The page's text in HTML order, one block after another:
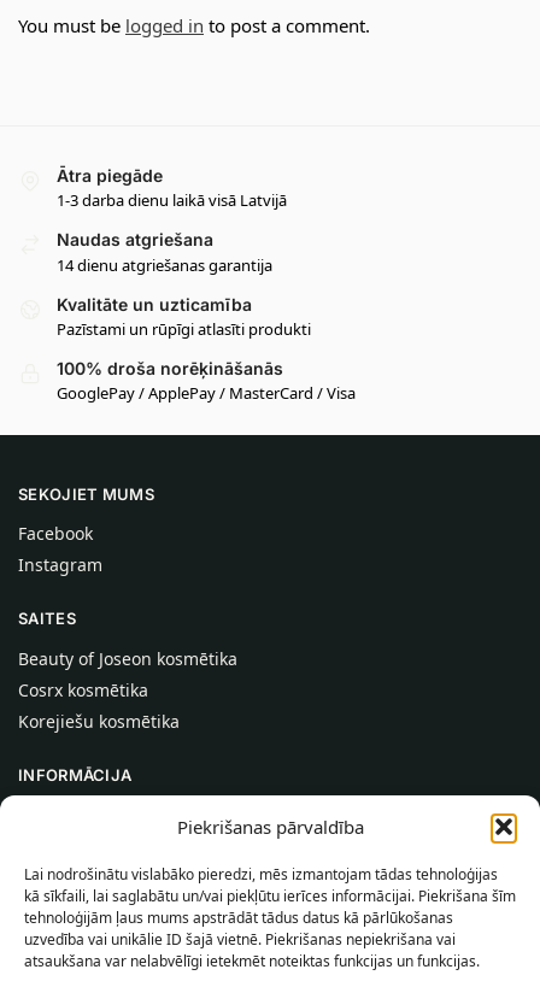
Piekrišanas pārvaldība
Lai nodrošinātu vislabāko pieredzi, mēs izmantojam tādas tehnoloģijas
kā sīkfaili, lai saglabātu un/vai piekļūtu ierīces informācijai. Piekrišana šīm
tehnoloģijām ļaus mums apstrādāt tādus datus kā pārlūkošanas
uzvedība vai unikālie ID šajā vietnē. Piekrišanas nepiekrišana vai
atsaukšana var nelabvēlīgi ietekmēt noteiktas funkcijas un funkcijas.
You must be logged in to post a comment.
Ātra piegāde
1-3 darba dienu laikā visā Latvijā
Naudas atgriešana
14 dienu atgriešanas garantija
Kvalitāte un uzticamība
Pazīstami un rūpīgi atlasīti produkti
100% droša norēķināšanās
GooglePay / ApplePay / MasterCard / Visa
SEKOJIET MUMS
Facebook
Instagram
SAITES
Beauty of Joseon kosmētika
Cosrx kosmētika
Korejiešu kosmētika
INFORMĀCIJA
Palīdzība
INFORMĀCIJA PIRCĒJAM
Piegādes nosacījumi